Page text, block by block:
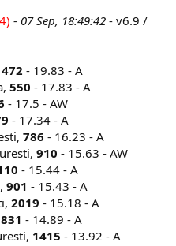
- 07 Sep, 18:49:42 - v6.9 /
- 19.83 - A
550 - 17.83 - A
- 17.5 - AW
- 17.34 - A
786 - 16.23 - A
910 - 15.63 - AW
- 15.44 - A
901 - 15.43 - A
2019 - 15.18 - A
831 - 14.89 - A
1415 - 13.92 - A